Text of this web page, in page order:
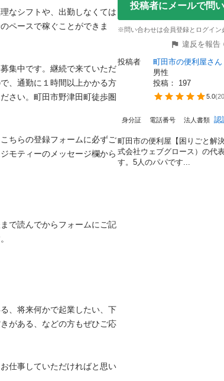
なシフトや、出勤しなくては
ペースで稼ぐことができま
集中です。継続で来ていただ
、通勤に１時間以上かかる方
さい。町田市野津田町徒歩圏
ちらの登録フォームに必ずご
モティーのメッセージ欄から
で読んでからフォームにご記
、将来何かで起業したい、下
がある、などの方もぜひご応
仕事していただければと思い
投稿者にメールで問
※問い合わせは会員登録とログイン
違反を報告
投稿者
町田市の便利屋さん
男性
投稿： 197
5.0(
身分証 電話番号 法人書類 認
町田市の便利屋【困りごと解
式会社ウェブグロース）の代
す。5人のパパです...